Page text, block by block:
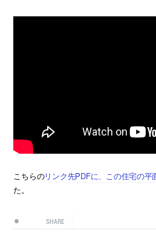
こちらのリンク先PDFに、この住宅の平
た。
SHARE